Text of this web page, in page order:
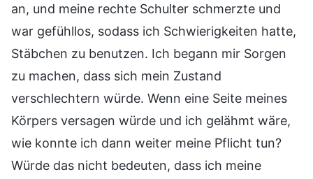
an, und meine rechte Schulter schmerzte und
war gefühllos, sodass ich Schwierigkeiten hatte,
Stäbchen zu benutzen. Ich begann mir Sorgen
zu machen, dass sich mein Zustand
verschlechtern würde. Wenn eine Seite meines
Körpers versagen würde und ich gelähmt wäre,
wie konnte ich dann weiter meine Pflicht tun?
Würde das nicht bedeuten, dass ich meine